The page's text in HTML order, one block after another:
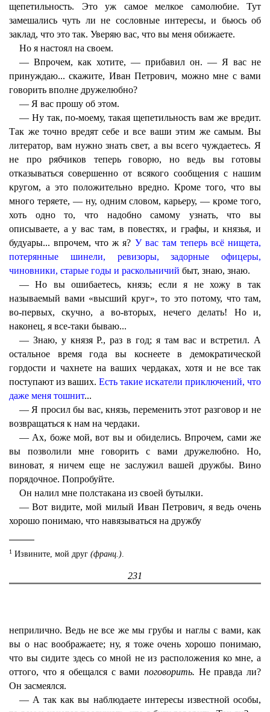
щепетильность. Это уж самое мелкое самолюбие. Тут
замешались чуть ли не сословные интересы, и бьюсь об
заклад, что это так. Уверяю вас, что вы меня обижаете.
Но я настоял на своем.
— Впрочем, как хотите, — прибавил он. — Я вас не
принуждаю... скажите, Иван Петрович, можно мне с вами
говорить вполне дружелюбно?
— Я вас прошу об этом.
— Ну так, по-моему, такая щепетильность вам же вредит.
Так же точно вредят себе и все ваши этим же самым. Вы
литератор, вам нужно знать свет, а вы всего чуждаетесь. Я
не про рябчиков теперь говорю, но ведь вы готовы
отказываться совершенно от всякого сообщения с нашим
кругом, а это положительно вредно. Кроме того, что вы
много теряете, — ну, одним словом, карьеру, — кроме того,
хоть одно то, что надобно самому узнать, что вы
описываете, а у вас там, в повестях, и графы, и князья, и
будуары... впрочем, что ж я? У вас там теперь всё нищета,
потерянные шинели, ревизоры, задорные офицеры,
чиновники, старые годы и раскольничий быт, знаю, знаю.
— Но вы ошибаетесь, князь; если я не хожу в так
называемый вами «высший круг», то это потому, что там,
во-первых, скучно, а во-вторых, нечего делать! Но и,
наконец, я все-таки бываю...
— Знаю, у князя Р., раз в год; я там вас и встретил. А
остальное время года вы коснеете в демократической
гордости и чахнете на ваших чердаках, хотя и не все так
поступают из ваших. Есть такие искатели приключений, что
даже меня тошнит...
— Я просил бы вас, князь, переменить этот разговор и не
возвращаться к нам на чердаки.
— Ах, боже мой, вот вы и обиделись. Впрочем, сами же
вы позволили мне говорить с вами дружелюбно. Но,
виноват, я ничем еще не заслужил вашей дружбы. Вино
порядочное. Попробуйте.
Он налил мне полстакана из своей бутылки.
— Вот видите, мой милый Иван Петрович, я ведь очень
хорошо понимаю, что навязываться на дружбу
1 Извините, мой друг (франц.).
231
неприлично. Ведь не все же мы грубы и наглы с вами, как
вы о нас воображаете; ну, я тоже очень хорошо понимаю,
что вы сидите здесь со мной не из расположения ко мне, а
оттого, что я обещался с вами поговорить. Не правда ли?
Он засмеялся.
— А так как вы наблюдаете интересы известной особы,